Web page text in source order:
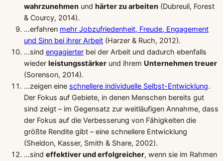
wahrzunehmen und härter zu arbeiten (Dubreuil, Forest
& Courcy, 2014).
…erfahren mehr Jobzufriedenheit, Freude, Engagement
und Sinn bei ihrer Arbeit (Harzer & Ruch, 2012).
…sind engagierter bei der Arbeit und dadurch ebenfalls
wieder leistungsstärker und ihrem Unternehmen treuer
(Sorenson, 2014).
…zeigen eine schnellere individuelle Selbst-Entwicklung.
Der Fokus auf Gebiete, in denen Menschen bereits gut
sind zeigt – im Gegensatz zur weitläufigen Annahme, dass
der Fokus auf die Verbesserung von Fähigkeiten die
größte Rendite gibt – eine schnellere Entwicklung
(Sheldon, Kasser, Smith & Share, 2002).
…sind effektiver und erfolgreicher, wenn sie im Rahmen